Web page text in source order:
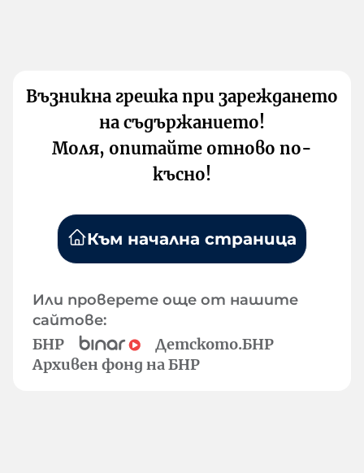
Възникна грешка при зареждането
на съдържанието!
Моля, опитайте отново по-
късно!
Към начална страница
Или проверете още от нашите
сайтове:
БНР
Детското.БНР
Архивен фонд на БНР